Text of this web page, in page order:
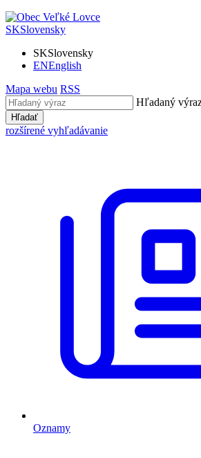
SKSlovensky
SKSlovensky
ENEnglish
Mapa webu RSS
Hľadaný
Hľadať
rozšírené vyhľadávanie
Oznamy